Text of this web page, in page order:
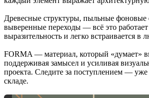
Древесные структуры, пыльные фоновые
выверенные переходы — всё это
выразительность и легко встраивается
FORMA — материал, который «думает»
поддерживая замысел и усиливая
проекта. Следите за поступлением — уже
складе.